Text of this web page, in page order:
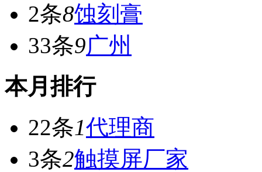
2条8蚀刻膏
33条9广州
本月排行
22条1代理商
3条2触摸屏厂家